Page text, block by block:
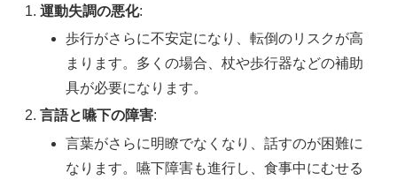
運動失調の悪化:
歩行がさらに不安定になり、転倒のリスクが高
まります。多くの場合、杖や歩行器などの補助
具が必要になります。
言語と嚥下の障害:
言葉がさらに明瞭でなくなり、話すのが困難に
なります。嚥下障害も進行し、食事中にむせる